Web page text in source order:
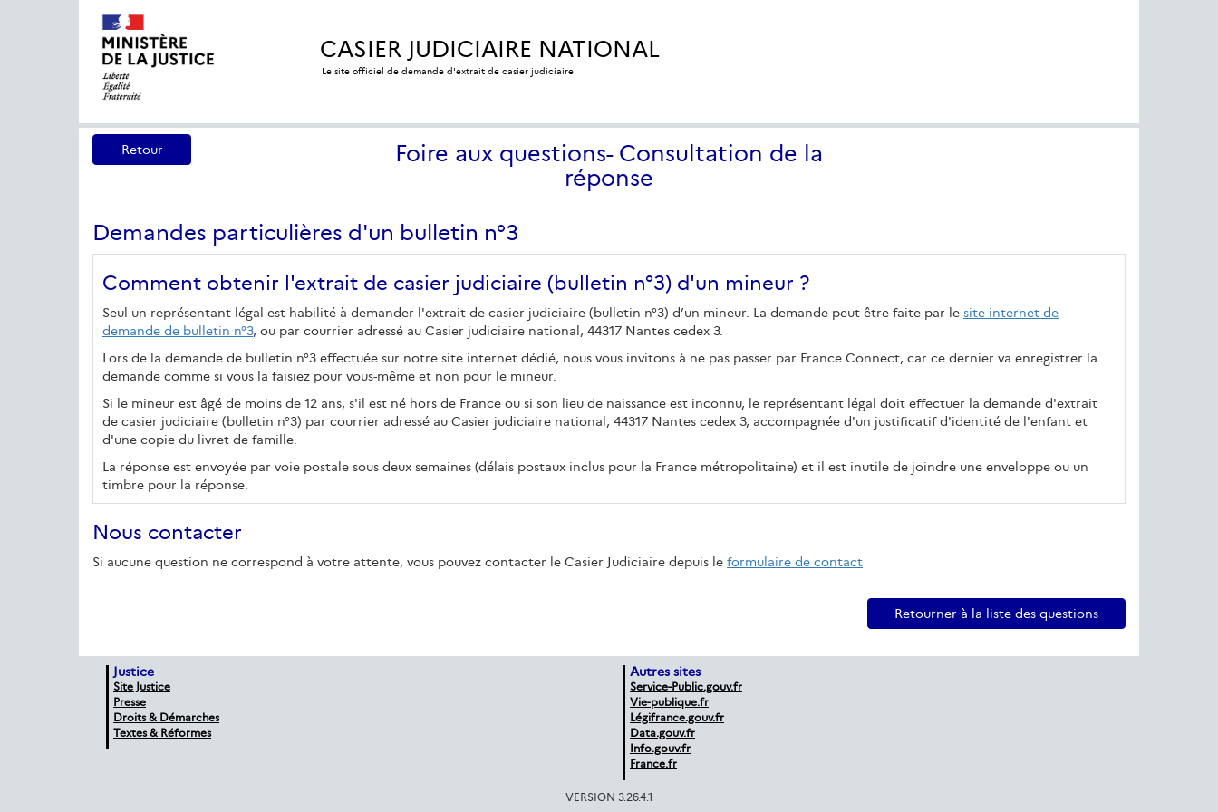
CASIER JUDICIAIRE NATIONAL
Le site officiel de demande d'extrait de casier judiciaire
Retour
Foire aux questions- Consultation de la
réponse
Demandes particulières d'un bulletin n°3
Comment obtenir l'extrait de casier judiciaire (bulletin n°3) d'un mineur ?
Seul un représentant légal est habilité à demander l'extrait de casier judiciaire (bulletin n°3) d’un mineur. La demande peut être faite par le site internet de
demande de bulletin n°3, ou par courrier adressé au Casier judiciaire national, 44317 Nantes cedex 3.
Lors de la demande de bulletin n°3 effectuée sur notre site internet dédié, nous vous invitons à ne pas passer par France Connect, car ce dernier va enregistrer la
demande comme si vous la faisiez pour vous-même et non pour le mineur.
Si le mineur est âgé de moins de 12 ans, s'il est né hors de France ou si son lieu de naissance est inconnu, le représentant légal doit effectuer la demande d'extrait
de casier judiciaire (bulletin n°3) par courrier adressé au Casier judiciaire national, 44317 Nantes cedex 3, accompagnée d'un justificatif d'identité de l'enfant et
d'une copie du livret de famille.
La réponse est envoyée par voie postale sous deux semaines (délais postaux inclus pour la France métropolitaine) et il est inutile de joindre une enveloppe ou un
timbre pour la réponse.
Nous contacter
Si aucune question ne correspond à votre attente, vous pouvez contacter le Casier Judiciaire depuis le formulaire de contact
Retourner à la liste des questions
Justice
Site Justice
Presse
Droits & Démarches
Textes & Réformes
Autres sites
Service-Public.gouv.fr
Vie-publique.fr
Légifrance.gouv.fr
Data.gouv.fr
Info.gouv.fr
France.fr
VERSION 3.26.4.1